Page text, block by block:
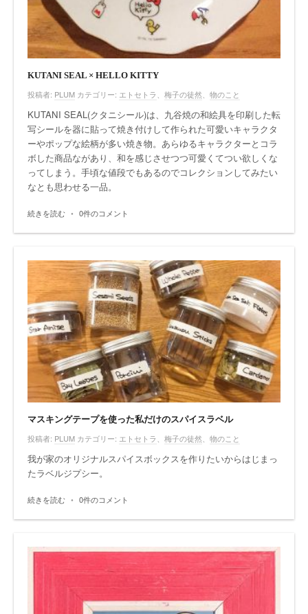
KUTANI SEAL × HELLO KITTY
投稿者: PLUM カテゴリー: エトセトラ 梅子の徒然 物のこと
KUTANI SEAL(クタニシール)は、九谷焼の和絵具を印刷した転
写シールを器に貼って焼き付けして作られた可愛いキャラクタ
ーやポップな絵柄が多い焼き物。あらゆるキャラクターとコラ
ボした商品ながあり、和を感じさせつつ可愛くてつい欲しくな
ってしまう。手頃な値段でもあるのでコレクションしてみたい
なとも思わせる一品。
続きを読む • 0件のコメント
マスキングテープを使った私だけのスパイスラベル
投稿者: PLUM カテゴリー: エトセトラ、 梅子の徒然、 物のこと
我が家のオリジナルスパイスボックスを作りたいからはじまっ
たラベルジプシー。
続きを読む • 0件のコメント